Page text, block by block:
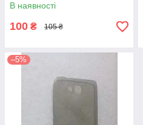
В наявності
100 ₴ 105 ₴
–5%